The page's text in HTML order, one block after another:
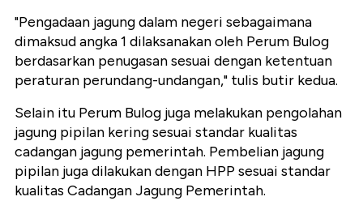
"Pengadaan jagung dalam negeri sebagaimana
dimaksud angka 1 dilaksanakan oleh Perum Bulog
berdasarkan penugasan sesuai dengan ketentuan
peraturan perundang-undangan," tulis butir kedua.
Selain itu Perum Bulog juga melakukan pengolahan
jagung pipilan kering sesuai standar kualitas
cadangan jagung pemerintah. Pembelian jagung
pipilan juga dilakukan dengan HPP sesuai standar
kualitas Cadangan Jagung Pemerintah.